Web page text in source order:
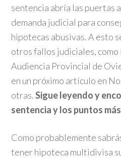
sentencia abría las puertas
demanda judicial para
hipotecas abusivas. A esto
otros fallos judiciales, como
Audiencia Provincial de
en un próximo artículo en
otras.Sigue leyendo y
sentencia y los puntos
Como probablemente
tener hipoteca multidivisa